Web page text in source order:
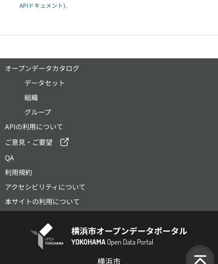
APIドキュメント).
オープンデータカタログ
データセット
組織
グループ
APIの利用について
ご意見・ご要望
QA
利用規約
アクセシビリティについて
本サイトの利用について
横浜市